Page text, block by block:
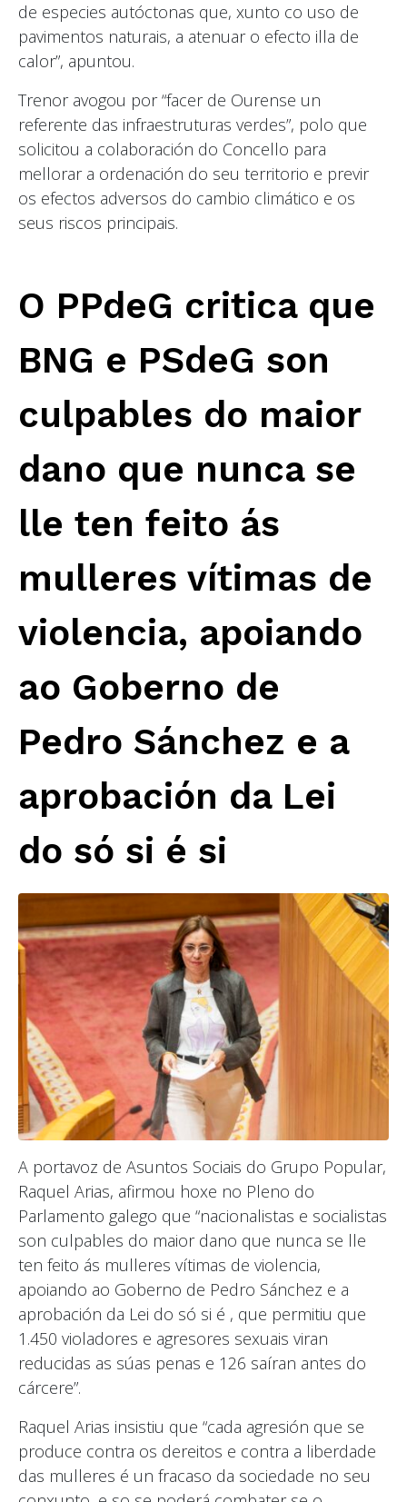
de especies autóctonas que, xunto co uso de
pavimentos naturais, a atenuar o efecto illa de
calor”, apuntou.
Trenor avogou por “facer de Ourense un
referente das infraestruturas verdes”, polo que
solicitou a colaboración do Concello para
mellorar a ordenación do seu territorio e previr
os efectos adversos do cambio climático e os
seus riscos principais.
O PPdeG critica que
BNG e PSdeG son
culpables do maior
dano que nunca se
lle ten feito ás
mulleres vítimas de
violencia, apoiando
ao Goberno de
Pedro Sánchez e a
aprobación da Lei
do só si é si
A portavoz de Asuntos Sociais do Grupo Popular,
Raquel Arias, afirmou hoxe no Pleno do
Parlamento galego que “nacionalistas e socialistas
son culpables do maior dano que nunca se lle
ten feito ás mulleres vítimas de violencia,
apoiando ao Goberno de Pedro Sánchez e a
aprobación da Lei do só si é , que permitiu que
1.450 violadores e agresores sexuais viran
reducidas as súas penas e 126 saíran antes do
cárcere”.
Raquel Arias insistiu que “cada agresión que se
produce contra os dereitos e contra a liberdade
das mulleres é un fracaso da sociedade no seu